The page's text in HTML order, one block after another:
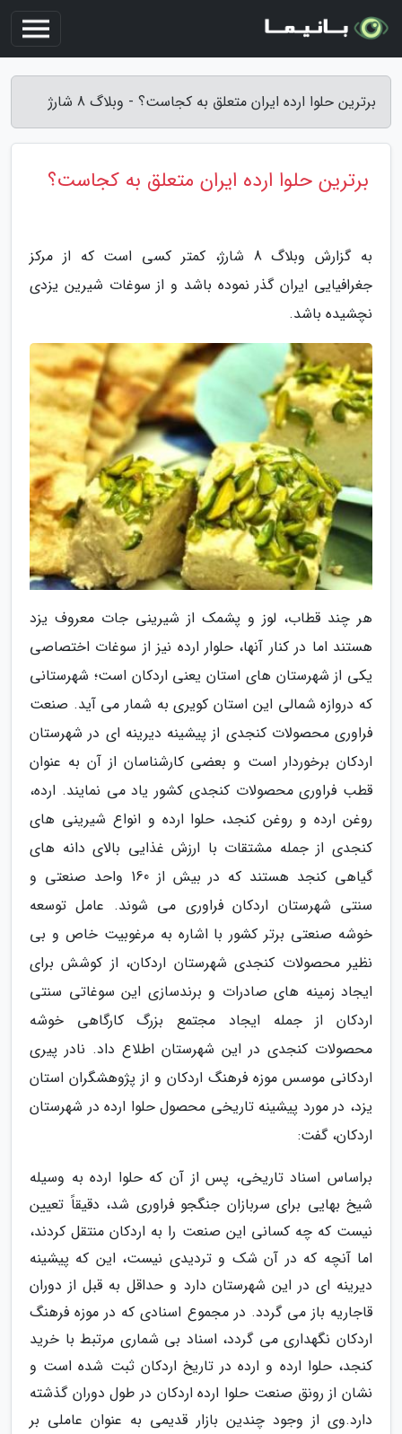
برترین حلوا ارده ایران متعلق به کجاست؟ - وبلاگ 8 شارژ
برترین حلوا ارده ایران متعلق به کجاست؟
به گزارش وبلاگ 8 شارژ، کمتر کسی است که از مرکز
جغرافیایی ایران گذر نموده باشد و از سوغات شیرین یزدی
نچشیده باشد.
هر چند قطاب، لوز و پشمک از شیرینی جات معروف یزد
هستند اما در کنار آنها، حلوار ارده نیز از سوغات اختصاصی
یکی از شهرستان های استان یعنی اردکان است؛ شهرستانی
که دروازه شمالی این استان کویری به شمار می آید. صنعت
فراوری محصولات کنجدی از پیشینه دیرینه ای در شهرستان
اردکان برخوردار است و بعضی کارشناسان از آن به عنوان
قطب فراوری محصولات کنجدی کشور یاد می نمایند. ارده،
روغن ارده و روغن کنجد، حلوا ارده و انواع شیرینی های
کنجدی از جمله مشتقات با ارزش غذایی بالای دانه های
گیاهی کنجد هستند که در بیش از 160 واحد صنعتی و
سنتی شهرستان اردکان فراوری می شوند. عامل توسعه
خوشه صنعتی برتر کشور با اشاره به مرغوبیت خاص و بی
نظیر محصولات کنجدی شهرستان اردکان، از کوشش برای
ایجاد زمینه های صادرات و برندسازی این سوغاتی سنتی
اردکان از جمله ایجاد مجتمع بزرگ کارگاهی خوشه
محصولات کنجدی در این شهرستان اطلاع داد. نادر پیری
اردکانی موسس موزه فرهنگ اردکان و از پژوهشگران استان
یزد، در مورد پیشینه تاریخی محصول حلوا ارده در شهرستان
اردکان، گفت:
براساس اسناد تاریخی، پس از آن که حلوا ارده به وسیله
شیخ بهایی برای سربازان جنگجو فراوری شد، دقیقاً تعیین
نیست که چه کسانی این صنعت را به اردکان منتقل کردند،
اما آنچه که در آن شک و تردیدی نیست، این که پیشینه
دیرینه ای در این شهرستان دارد و حداقل به قبل از دوران
قاجاریه باز می گردد. در مجموع اسنادی که در موزه فرهنگ
اردکان نگهداری می گردد، اسناد بی شماری مرتبط با خرید
کنجد، حلوا ارده و ارده در تاریخ اردکان ثبت شده است و
نشان از رونق صنعت حلوا ارده اردکان در طول دوران گذشته
دارد.وی از وجود چندین بازار قدیمی به عنوان عاملی بر